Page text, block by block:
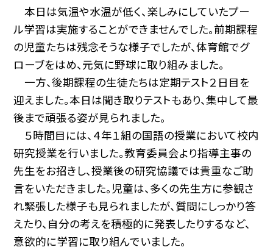
本日は気温や水温が低く、楽しみにしていたプー
ル学習は実施することができませんでした。前期課程
の児童たちは残念そうな様子でしたが、体育館でグ
ローブをはめ、元気に野球に取り組みました。
一方、後期課程の生徒たちは定期テスト２日目を
迎えました。本日は聞き取りテストもあり、集中して最
後まで頑張る姿が見られました。
５時間目には、４年１組の国語の授業において校内
研究授業を行いました。教育委員会より指導主事の
先生をお招きし、授業後の研究協議では貴重なご助
言をいただきました。児童は、多くの先生方に参観さ
れ緊張した様子も見られましたが、質問にしっかり答
えたり、自分の考えを積極的に発表したりするなど、
意欲的に学習に取り組んでいました。